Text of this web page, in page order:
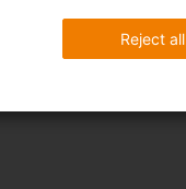
Reject all